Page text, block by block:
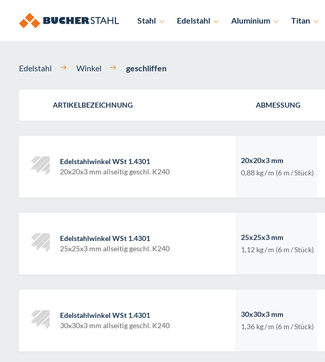
Stahl Edelstahl Aluminium Titan
Edelstahl Winkel geschliffen
ARTIKELBEZEICHNUNG ABMESSUNG
Edelstahlwinkel WSt 1.4301
20x20x3 mm allseitig geschl. K240
20x20x3 mm
0,88 kg/m (6 m/Stück)
Edelstahlwinkel WSt 1.4301
25x25x3 mm allseitig geschl. K240
25x25x3 mm
1,12 kg/m (6 m/Stück)
Edelstahlwinkel WSt 1.4301
30x30x3 mm allseitig geschl. K240
30x30x3 mm
1,36 kg/m (6 m/Stück)